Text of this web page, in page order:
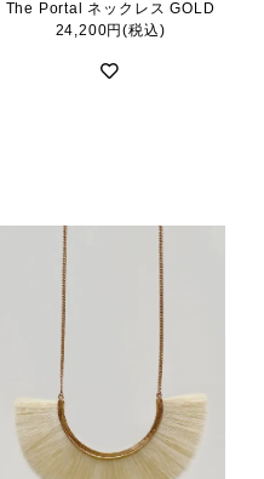
The Portal ネックレス GOLD
24,200円(税込)